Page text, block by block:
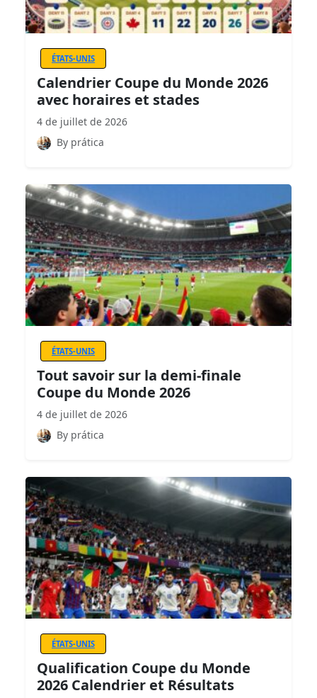
ÉTATS-UNIS
Calendrier Coupe du Monde 2026
avec horaires et stades
4 de juillet de 2026
By prática
ÉTATS-UNIS
Tout savoir sur la demi-finale
Coupe du Monde 2026
4 de juillet de 2026
By prática
ÉTATS-UNIS
Qualification Coupe du Monde
2026 Calendrier et Résultats